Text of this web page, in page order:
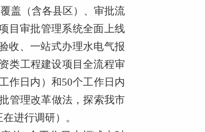
盖（含各县区）、审批流
目审批管理系统全面上线
收、一站式办理水电气报
类工程建设项目全流程审
作日内）和50个工作日内
管理改革做法，探索我市
在进行调研） 。